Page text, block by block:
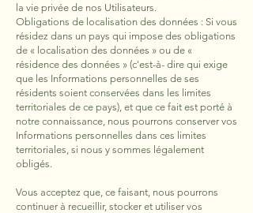
la vie privée de nos Utilisateurs.
Obligations de localisation des données : Si vous
résidez dans un pays qui impose des obligations
de « localisation des données » ou de «
résidence des données » (c'est-à- dire qui exige
que les Informations personnelles de ses
résidents soient conservées dans les limites
territoriales de ce pays), et que ce fait est porté à
notre connaissance, nous pourrons conserver vos
Informations personnelles dans ces limites
territoriales, si nous y sommes légalement
obligés.
Vous acceptez que, ce faisant, nous pourrons
continuer à recueillir, stocker et utiliser vos